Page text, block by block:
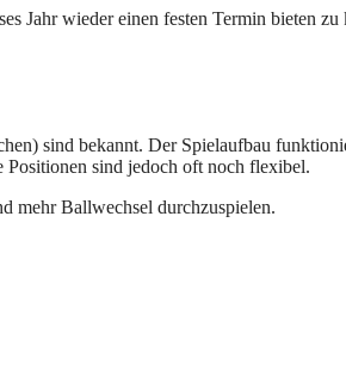
Jahr wieder einen festen Termin bieten
sind bekannt. Der Spielaufbau
Positionen sind jedoch oft noch flexibel.
mehr Ballwechsel durchzuspielen.